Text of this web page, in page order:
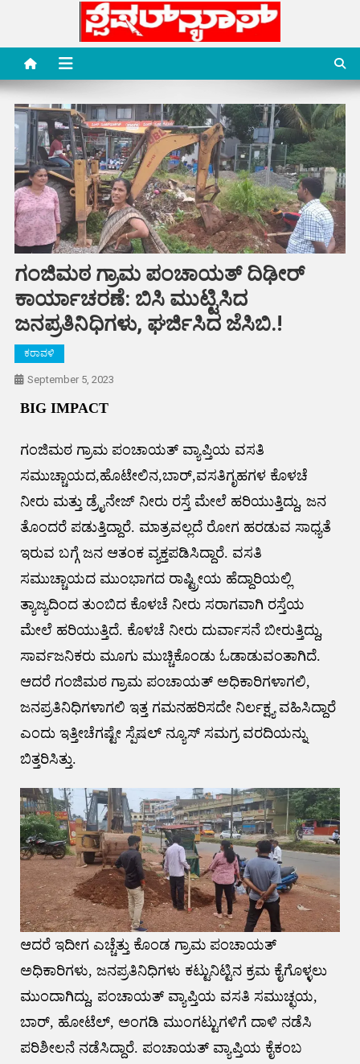
content
Special News Media
Special News Media
ಗಂಜಿಮಠ ಗ್ರಾಮ ಪಂಚಾಯತ್ ದಿಢೀರ್
ಕಾರ್ಯಾಚರಣೆ: ಬಿಸಿ ಮುಟ್ಟಿಸಿದ
ಜನಪ್ರತಿನಿಧಿಗಳು, ಘರ್ಜಿಸಿದ ಜೆಸಿಬಿ.!
ಕರಾವಳಿ
September 5, 2023
BIG IMPACT
ಗಂಜಿಮಠ ಗ್ರಾಮ ಪಂಚಾಯತ್ ವ್ಯಾಪ್ತಿಯ ವಸತಿ
ಸಮುಚ್ಚಾಯದ,ಹೊಟೇಲಿನ,ಬಾರ್,ವಸತಿಗೃಹಗಳ ಕೊಳಚೆ
ನೀರು ಮತ್ತು ಡ್ರೈನೇಜ್ ನೀರು ರಸ್ತೆ ಮೇಲೆ ಹರಿಯುತ್ತಿದ್ದು, ಜನ
ತೊಂದರೆ ಪಡುತ್ತಿದ್ದಾರೆ. ಮಾತ್ರವಲ್ಲದೆ ರೋಗ ಹರಡುವ ಸಾಧ್ಯತೆ
ಇರುವ ಬಗ್ಗೆ ಜನ ಆತಂಕ ವ್ಯಕ್ತಪಡಿಸಿದ್ದಾರೆ. ವಸತಿ
ಸಮುಚ್ಚಾಯದ ಮುಂಭಾಗದ ರಾಷ್ಟ್ರೀಯ ಹೆದ್ದಾರಿಯಲ್ಲಿ
ತ್ಯಾಜ್ಯದಿಂದ ತುಂಬಿದ ಕೊಳಚೆ ನೀರು ಸರಾಗವಾಗಿ ರಸ್ತೆಯ
ಮೇಲೆ ಹರಿಯುತ್ತಿದೆ. ಕೊಳಚೆ ನೀರು ದುರ್ವಾಸನೆ ಬೀರುತ್ತಿದ್ದು,
ಸಾರ್ವಜನಿಕರು ಮೂಗು ಮುಚ್ಚಿಕೊಂಡು ಓಡಾಡುವಂತಾಗಿದೆ.
ಆದರೆ ಗಂಜಿಮಠ ಗ್ರಾಮ ಪಂಚಾಯತ್ ಅಧಿಕಾರಿಗಳಾಗಲಿ,
ಜನಪ್ರತಿನಿಧಿಗಳಾಗಲಿ ಇತ್ತ ಗಮನಹರಿಸದೇ ನಿರ್ಲಕ್ಷ್ಯ ವಹಿಸಿದ್ದಾರೆ
ಎಂದು ಇತ್ತೀಚೆಗಷ್ಟೇ ಸ್ಪೆಷಲ್ ನ್ಯೂಸ್ ಸಮಗ್ರ ವರದಿಯನ್ನು
ಬಿತ್ತರಿಸಿತ್ತು.
ಆದರೆ ಇದೀಗ ಎಚ್ಚೆತ್ತು ಕೊಂಡ ಗ್ರಾಮ ಪಂಚಾಯತ್
ಅಧಿಕಾರಿಗಳು, ಜನಪ್ರತಿನಿಧಿಗಳು ಕಟ್ಟುನಿಟ್ಟಿನ ಕ್ರಮ ಕೈಗೊಳ್ಳಲು
ಮುಂದಾಗಿದ್ದು, ಪಂಚಾಯತ್ ವ್ಯಾಪ್ತಿಯ ವಸತಿ ಸಮುಚ್ಛಯ,
ಬಾರ್, ಹೋಟೆಲ್, ಅಂಗಡಿ ಮುಂಗಟ್ಟುಗಳಿಗೆ ದಾಳಿ ನಡೆಸಿ
ಪರಿಶೀಲನೆ ನಡೆಸಿದ್ದಾರೆ. ಪಂಚಾಯತ್ ವ್ಯಾಪ್ತಿಯ ಕೈಕಂಬ